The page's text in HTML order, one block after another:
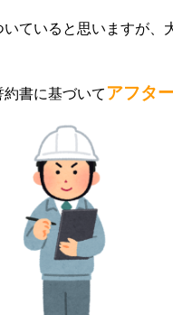
ていると思いますが、
書に基づいてアフタ